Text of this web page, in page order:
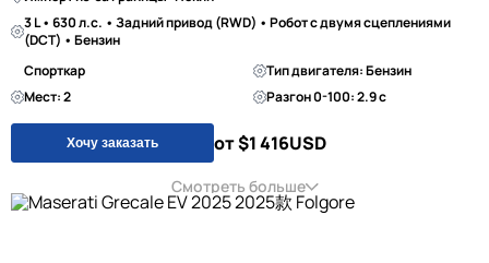
3 L • 630 л.с. • Задний привод (RWD) • Робот с двумя сцеплениями
(DCT) • Бензин
Спорткар
Тип двигателя: Бензин
Мест: 2
Разгон 0-100: 2.9 с
Хочу заказать от $1 416USD
Смотреть больше